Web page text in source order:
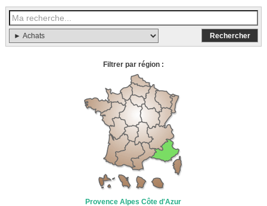
Filtrer par région :
Provence Alpes Côte d'Azur